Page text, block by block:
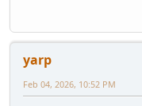
yarp
Feb 04, 2026, 10:52 PM